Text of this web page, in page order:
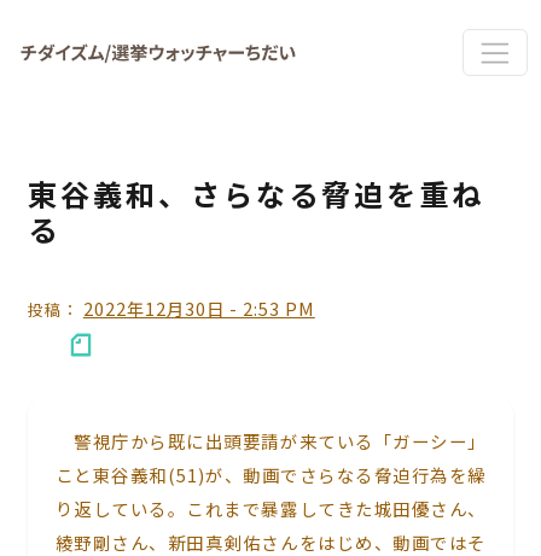
東谷義和、さらなる脅迫を重ね
る
投稿： 2022年12月30日 - 2:53 PM
警視庁から既に出頭要請が来ている「ガーシー」
こと東谷義和(51)が、動画でさらなる脅迫行為を繰
り返している。これまで暴露してきた城田優さん、
綾野剛さん、新田真剣佑さんをはじめ、動画ではそ